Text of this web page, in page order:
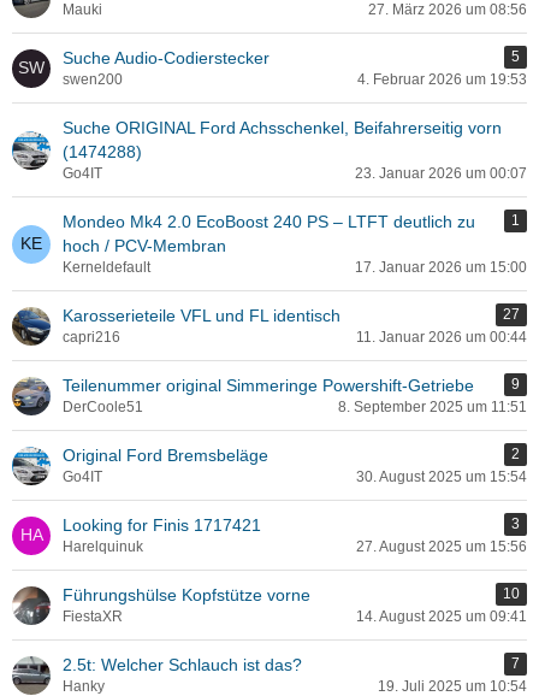
Mauki
27. März 2026 um 08:56
Suche Audio-Codierstecker
5
swen200
4. Februar 2026 um 19:53
Suche ORIGINAL Ford Achsschenkel, Beifahrerseitig vorn
(1474288)
Go4IT 23. Januar 2026 um 00:07
Mondeo Mk4 2.0 EcoBoost 240 PS – LTFT deutlich zu
hoch / PCV-Membran
1
Kerneldefault 17. Januar 2026 um 15:00
Karosserieteile VFL und FL identisch
27
capri216
11. Januar 2026 um 00:44
Teilenummer original Simmeringe Powershift-Getriebe
9
DerCoole51
8. September 2025 um 11:51
Original Ford Bremsbeläge
2
Go4IT
30. August 2025 um 15:54
Looking for Finis 1717421
3
Harelquinuk
27. August 2025 um 15:56
Führungshülse Kopfstütze vorne
10
FiestaXR
14. August 2025 um 09:41
2.5t: Welcher Schlauch ist das?
7
Hanky
19. Juli 2025 um 10:54